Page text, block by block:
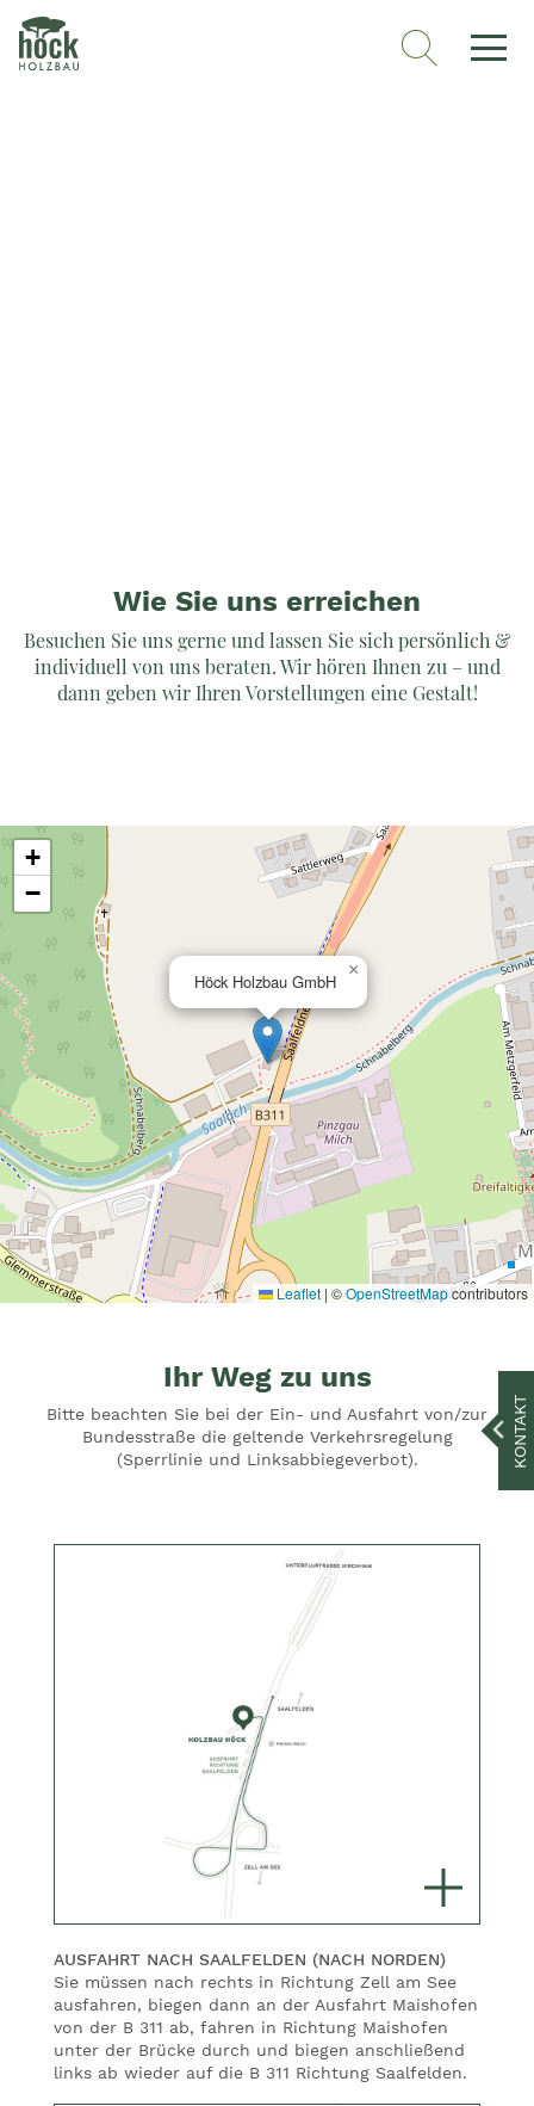
KONTAKT
Wie Sie uns erreichen
Besuchen Sie uns gerne und lassen Sie sich persönlich &
individuell von uns beraten. Wir hören Ihnen zu – und
dann geben wir Ihren Vorstellungen eine Gestalt!
Höck Holzbau GmbH
×
+
−
Leaflet | ©OpenStreetMapcontributors
Ihr Weg zu uns
Bitte beachten Sie bei der Ein- und Ausfahrt von/zur
Bundesstraße die geltende Verkehrsregelung
(Sperrlinie und Linksabbiegeverbot).
AUSFAHRT NACH SAALFELDEN (NACH NORDEN)
Sie müssen nach rechts in Richtung Zell am See
ausfahren, biegen dann an der Ausfahrt Maishofen
von der B 311 ab, fahren in Richtung Maishofen
unter der Brücke durch und biegen anschließend
links ab wieder auf die B 311 Richtung Saalfelden.